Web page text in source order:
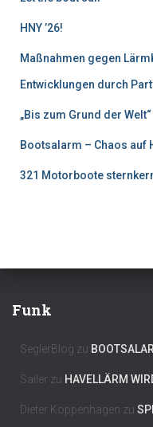
HNY ’26!
Maßnahmen gegen
Entwicklungen durch
„Bis zum Grund der Welt“
Bootsalarm – Chaos auf
321 Motorboote
Funk
SeglerBlog zu
Sailer zu HAVELLÄRM
Dieter Koppenhagen zu